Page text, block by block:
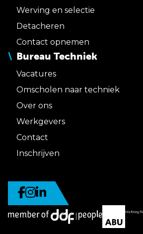
Werving en selectie
Detacheren
Contact opnemen
Bureau Techniek
Vacatures
Omscholen naar techniek
Over ons
Werkgevers
Contact
Inschrijven